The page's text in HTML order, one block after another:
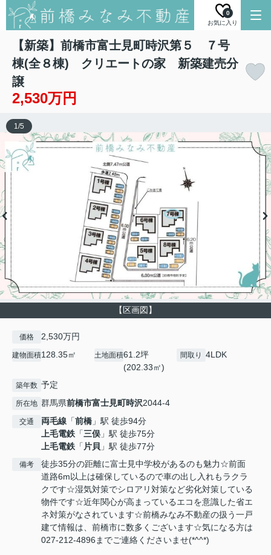
お気に入り
0
【新築】前橋市富士見町時沢第５ ７号
棟(全８棟) クリエートの家 新築建売分
譲
2,530万円
【区画図】
1/5
価格 2,530万円
建物面積128.35㎡ 土地面積61.2坪
(202.33㎡)
間取り 4LDK
築年数 予定
所在地 群馬県前橋市富士見町時沢2044-4
交通 両毛線 「前橋 」駅 徒歩94分
上毛電鉄 「三俣 」駅 徒歩75分
上毛電鉄 「片貝 」駅 徒歩77分
備考
徒歩35分の距離に富士見中学校があるのも魅力☆前面
道路6m以上は確保しているので車の出し入れもラクラ
クです☆湿気対策でシロアリ対策など劣化対策している
物件です☆近年関心が高まっているエコを意識した省エ
ネ対策がなされています☆前橋みなみ不動産の扱う一戸
建て情報は、前橋市に数多くございます☆気になる方は
027-212-4896までご連絡くださいませ(*^^*)